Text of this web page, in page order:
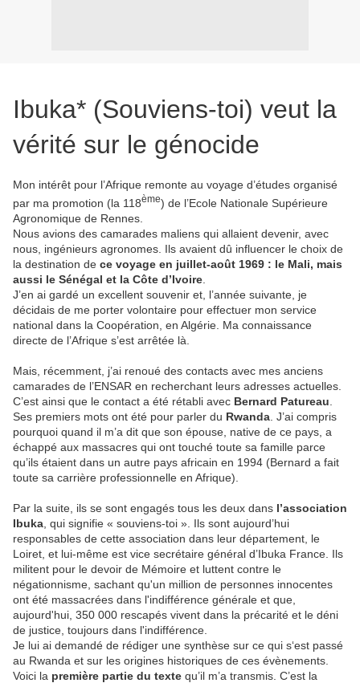
Ibuka* (Souviens-toi) veut la
vérité sur le génocide
Mon intérêt pour l’Afrique remonte au voyage d’études organisé
par ma promotion (la 118ème) de l’Ecole Nationale Supérieure
Agronomique de Rennes.
Nous avions des camarades maliens qui allaient devenir, avec
nous, ingénieurs agronomes. Ils avaient dû influencer le choix de
la destination de ce voyage en juillet-août 1969 : le Mali, mais
aussi le Sénégal et la Côte d’Ivoire
J’en ai gardé un excellent souvenir et, l’année suivante, je
décidais de me porter volontaire pour effectuer mon service
national dans la Coopération, en Algérie. Ma connaissance
directe de l’Afrique s’est arrêtée là.
Mais, récemment, j’ai renoué des contacts avec mes anciens
camarades de l’ENSAR en recherchant leurs adresses actuelles.
C’est ainsi que le contact a été rétabli avec Bernard Patureau
Ses premiers mots ont été pour parler du Rwanda . J’ai compris
pourquoi quand il m’a dit que son épouse, native de ce pays, a
échappé aux massacres qui ont touché toute sa famille parce
qu’ils étaient dans un autre pays africain en 1994 (Bernard a fait
toute sa carrière professionnelle en Afrique).
Par la suite, ils se sont engagés tous les deux dans l’association
Ibuka , qui signifie « souviens-toi ». Ils sont aujourd’hui
responsables de cette association dans leur département, le
Loiret, et lui-même est vice secrétaire général d’Ibuka France. Ils
militent pour le devoir de Mémoire et luttent contre le
négationnisme, sachant qu'un million de personnes innocentes
ont été massacrées dans l'indifférence générale et que,
aujourd'hui, 350 000 rescapés vivent dans la précarité et le déni
de justice, toujours dans l'indifférence.
Je lui ai demandé de rédiger une synthèse sur ce qui s‘est passé
au Rwanda et sur les origines historiques de ces évènements.
Voici la première partie du texte qu’il m’a transmis. C’est la